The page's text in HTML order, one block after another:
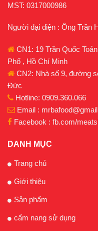
MST: 0317000986
Người đại diện : Ông Trần
CN1: 19 Trần Quốc
Phố , Hồ Chí Minh
CN2: Nhà số 9, đường
Đức
Hotline: 0909.360.066
Email :
Facebook : fb.com/
DANH MỤC
Trang chủ
Giới thiệu
Sản phẩm
cẩm nang sử dụng